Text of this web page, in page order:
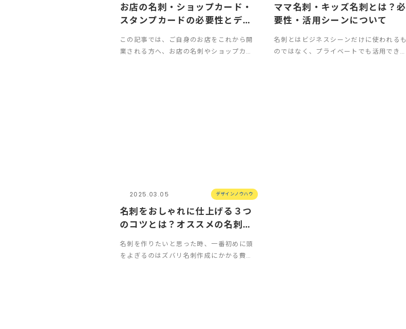
お店の名刺・ショップカード・
スタンプカードの必要性とデザ
この記事では、ご自身のお店をこれから開
業される方へ、お店の名刺やショップカー
ママ名刺・キッズ名刺とは？必
要性・活用シーンについて
名刺とはビジネスシーンだけに使われるも
のではなく、プライベートでも活用できる
2025.03.05 デザインノウハウ
名刺をおしゃれに仕上げる３つ
のコツとは？オススメの名刺テ
ンプレートサイト
名刺を作りたいと思った時、一番初めに頭
をよぎるのはズバリ名刺作成にかかる費